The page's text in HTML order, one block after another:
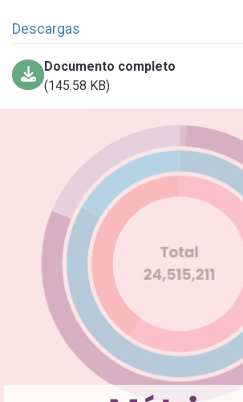
Descargas
Documento completo
(145.58 KB)